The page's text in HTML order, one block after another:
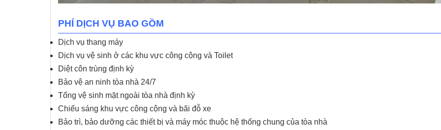
PHÍ DỊCH VỤ BAO GỒM
Dịch vụ thang máy
Dịch vụ vệ sinh ở các khu vực công cộng và Toilet
Diệt côn trùng định kỳ
Bảo vệ an ninh tòa nhà 24/7
Tổng vệ sinh mặt ngoài tòa nhà định kỳ
Chiếu sáng khu vực công cộng và bãi đỗ xe
Bảo trì, bảo dưỡng các thiết bị và máy móc thuộc hệ thống chung của tòa nhà